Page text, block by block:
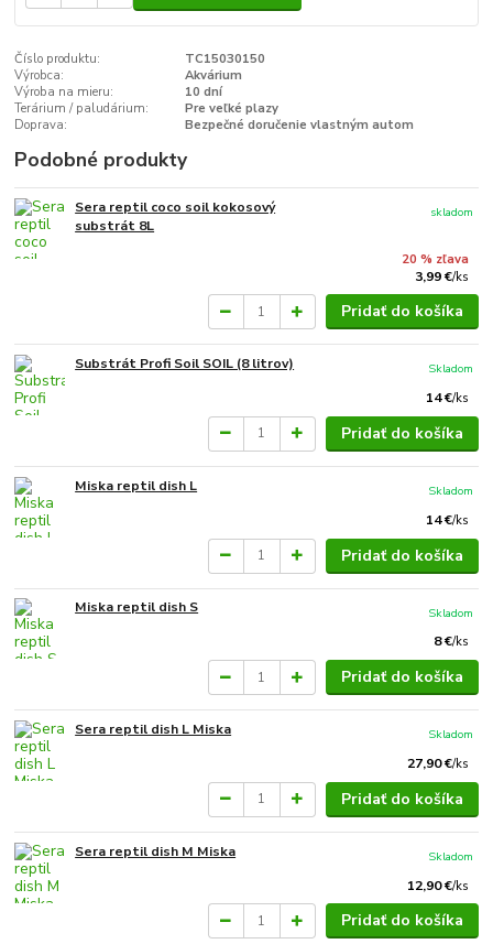
Číslo produktu:
TC15030150
Výrobca:
Akvárium
Výroba na mieru:
10 dní
Terárium / paludárium:
Pre veľké plazy
Doprava:
Bezpečné doručenie vlastným autom
Podobné produkty
Sera reptil coco soil kokosový
substrát 8L
20 % zľava
3,99 €/ks
skladom
Pridať do košíka
Substrát Profi Soil SOIL (8 litrov)
14 €/ks
Skladom
Pridať do košíka
Miska reptil dish L
14 €/ks
Skladom
Pridať do košíka
Miska reptil dish S
8 €/ks
Skladom
Pridať do košíka
Sera reptil dish L Miska
27,90 €/ks
Skladom
Pridať do košíka
Sera reptil dish M Miska
12,90 €/ks
Skladom
Pridať do košíka